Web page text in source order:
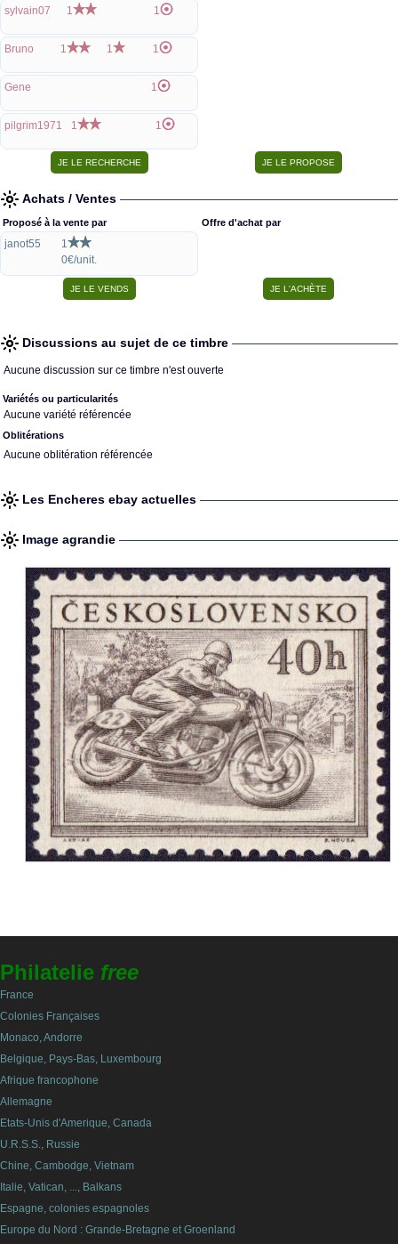
sylvain07 1 1
Bruno 1 1 1
Gene 1
pilgrim1971 1 1
Achats / Ventes
Proposé à la vente par
janot55
1
0€/unit.
Offre d'achat par
Discussions au sujet de ce timbre
Aucune discussion sur ce timbre n'est ouverte
Variétés ou particularités
Aucune variété référencée
Oblitérations
Aucune oblitération référencée
Les Encheres ebay actuelles
Image agrandie
Philatelie free
France
Colonies Françaises
Monaco, Andorre
Belgique, Pays-Bas, Luxembourg
Afrique francophone
Allemagne
Etats-Unis d'Amerique, Canada
U.R.S.S., Russie
Chine, Cambodge, Vietnam
Italie, Vatican, ..., Balkans
Espagne, colonies espagnoles
Europe du Nord : Grande-Bretagne et Groenland